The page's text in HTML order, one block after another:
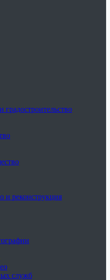
градостроительство
и реконструкция
служб